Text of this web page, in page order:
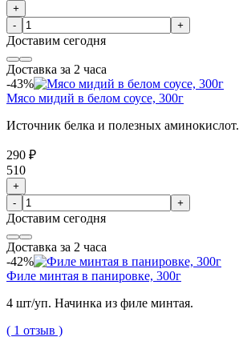
+
-
+
Доставим сегодня
Доставка за 2 часа
-43%
Мясо мидий в белом соусе, 300г
Источник белка и полезных аминокислот.
290 ₽
510
+
-
+
Доставим сегодня
Доставка за 2 часа
-42%
Филе минтая в панировке, 300г
4 шт/уп. Начинка из филе минтая.
( 1 отзыв )